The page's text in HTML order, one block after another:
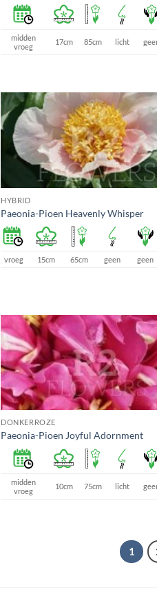
midden
vroeg
17cm 85cm licht
HYBRID
Paeonia-Pioen Heavenly Whisper
vroeg 15cm 65cm geen geen
DONKERROZE
Paeonia-Pioen Joyful Adornment
midden
vroeg
10cm 75cm licht
1